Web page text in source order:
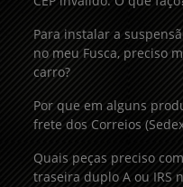
Para instalar a
no meu Fusca, preciso
carro?
Por que em alguns
frete dos Correios
Quais peças preciso
traseira duplo A ou IRS